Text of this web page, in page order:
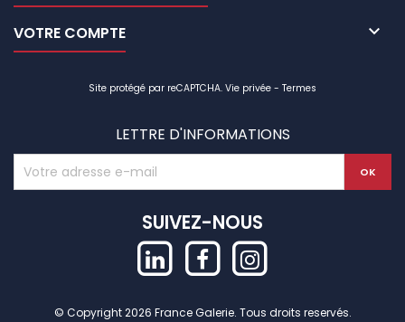
VOTRE COMPTE 
Site protégé par reCAPTCHA. Vie privée - Termes
LETTRE D'INFORMATIONS
SUIVEZ-NOUS
© Copyright 2026 France Galerie. Tous droits reservés.